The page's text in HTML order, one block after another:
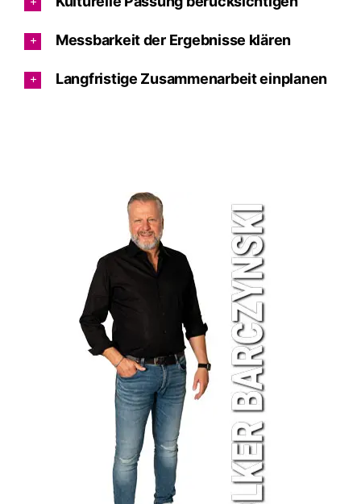
Messbarkeit der Ergebnisse klären
Langfristige Zusammenarbeit einplanen